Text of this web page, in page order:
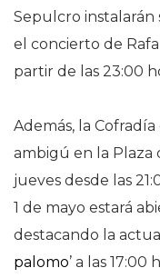
Sepulcro instalarán
el concierto de
partir de las 23:00
Además, la
ambigú en la Plaza
jueves desde las
1 de mayo estará
destacando la
palomo’ a las